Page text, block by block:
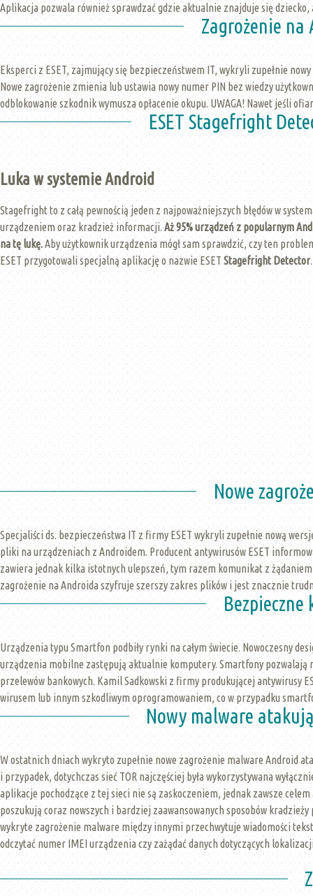
Aplikacja pozwala również sprawdzać gdzie aktualnie znajduje się
Zagrożenie na
Eksperci z ESET, zajmujący się bezpieczeństwem IT, wykryli zupełnie
Nowe zagrożenie zmienia lub ustawia nowy numer PIN bez wiedzy
odblokowanie szkodnik wymusza opłacenie okupu. UWAGA! Nawet jeśli
ESET Stagefright
Luka w systemie Android
Stagefright to z całą pewnością jeden z najpoważniejszych błędów w
urządzeniem oraz kradzież informacji. Aż 95% urządzeń z popularnym
na tę lukę.Aby użytkownik urządzenia mógł sam sprawdzić, czy ten
ESET przygotowali specjalną aplikację o nazwie ESET Stagefright Detector.
Nowe
Specjaliści ds. bezpieczeństwa IT z firmy ESET wykryli zupełnie nową
pliki na urządzeniach z Androidem. Producent antywirusów ESET
zawiera jednak kilka istotnych ulepszeń, tym razem komunikat z żądaniem
zagrożenie na Androida szyfruje szerszy zakres plików i jest znacznie
Urządzenia typu Smartfon podbiły rynki na całym świecie. Nowoczesny
urządzenia mobilne zastępują aktualnie komputery. Smartfony
przelewów bankowych. Kamil Sadkowski z firmy produkującej antywirusy
wirusem lub innym szkodliwym oprogramowaniem, co w przypadku
Nowy malware
W ostatnich dniach wykryto zupełnie nowe zagrożenie malware Android
i przypadek, dotychczas sieć TOR najczęściej była wykorzystywana
aplikacje pochodzące z tej sieci nie są zaskoczeniem, jednak zawsze
poszukują coraz nowszych i bardziej zaawansowanych sposobów
wykryte zagrożenie malware między innymi przechwytuje wiadomości
odczytać numer IMEI urządzenia czy zażądać danych dotyczących lokalizacji